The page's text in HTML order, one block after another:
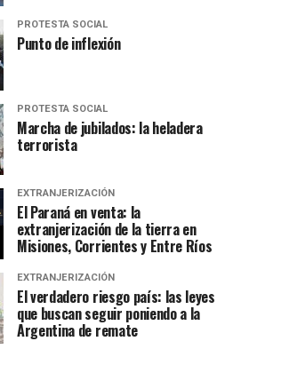
PROTESTA SOCIAL
Punto de inflexión
PROTESTA SOCIAL
Marcha de jubilados: la heladera
terrorista
EXTRANJERIZACIÓN
El Paraná en venta: la
extranjerización de la tierra en
Misiones, Corrientes y Entre Ríos
EXTRANJERIZACIÓN
El verdadero riesgo país: las leyes
que buscan seguir poniendo a la
Argentina de remate